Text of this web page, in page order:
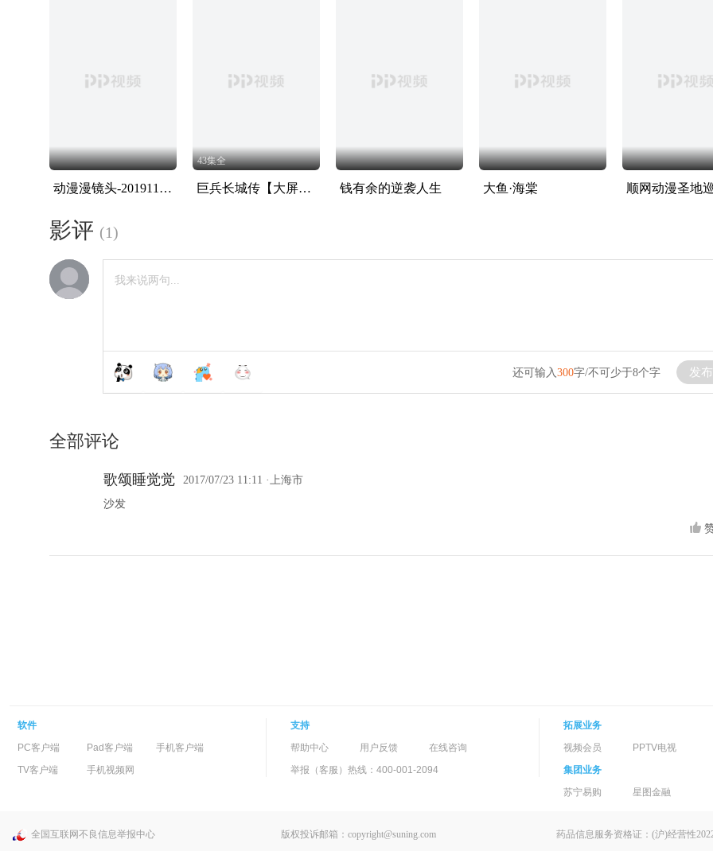
动漫漫镜头-20191108-八木沼悟志采访
43集全
巨兵长城传【大屏专享】 钱有余的逆袭人生 大鱼·海棠 顺网动漫圣地
影评 (1)
还可输入 300字/不可少于8个字 发
全部评论
歌颂睡觉觉 2017/07/23 11:11 ·上海市
沙发
软件
PC客户端
Pad客户端
手机客户端
TV客户端
手机视频网
支持
帮助中心
用户反馈
在线咨询
举报（客服）热线：400-001-2094
拓展业务
视频会员
PPTV电视
集团业务
苏宁易购
星图金融
全国互联网不良信息举报中心 版权投诉邮箱：copyright@suning.com 药品信息服务资格证：(沪)经营性